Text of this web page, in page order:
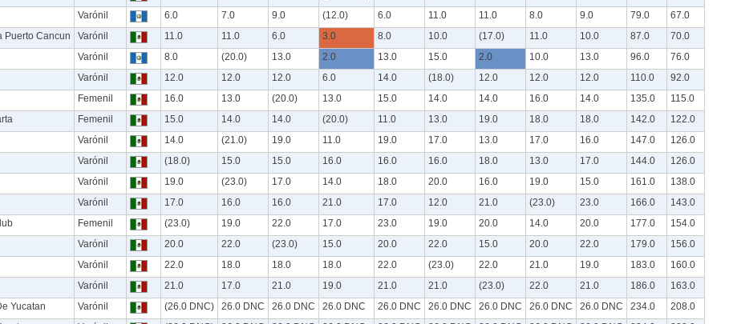
Varónil 6.0 7.0 9.0 (12.0) 6.0 11.0 11.0 8.0 9.0 79.0 67.0
Puerto Cancun Varónil 11.0 11.0 6.0 3.0 8.0 10.0 (17.0) 11.0 10.0 87.0 70.0
Varónil 8.0 (20.0) 13.0 2.0 13.0 15.0 2.0 10.0 13.0 96.0 76.0
Varónil 12.0 12.0 12.0 6.0 14.0 (18.0) 12.0 12.0 12.0 110.0 92.0
Femenil 16.0 13.0 (20.0) 13.0 15.0 14.0 14.0 16.0 14.0 135.0 115.0
Femenil 15.0 14.0 14.0 (20.0) 11.0 13.0 19.0 18.0 18.0 142.0 122.0
Varónil 14.0 (21.0) 19.0 11.0 19.0 17.0 13.0 17.0 16.0 147.0 126.0
Varónil (18.0) 15.0 15.0 16.0 16.0 16.0 18.0 13.0 17.0 144.0 126.0
Varónil 19.0 (23.0) 17.0 14.0 18.0 20.0 16.0 19.0 15.0 161.0 138.0
Varónil 17.0 16.0 16.0 21.0 17.0 12.0 21.0 (23.0) 23.0 166.0 143.0
Femenil (23.0) 19.0 22.0 17.0 23.0 19.0 20.0 14.0 20.0 177.0 154.0
Varónil 20.0 22.0 (23.0) 15.0 20.0 22.0 15.0 20.0 22.0 179.0 156.0
Varónil 22.0 18.0 18.0 18.0 22.0 (23.0) 22.0 21.0 19.0 183.0 160.0
Varónil 21.0 17.0 21.0 19.0 21.0 21.0 (23.0) 22.0 21.0 186.0 163.0
Yucatan Varónil (26.0 DNC) 26.0 DNC 26.0 DNC 26.0 DNC 26.0 DNC 26.0 DNC 26.0 DNC 26.0 DNC 26.0 DNC 234.0 208.0